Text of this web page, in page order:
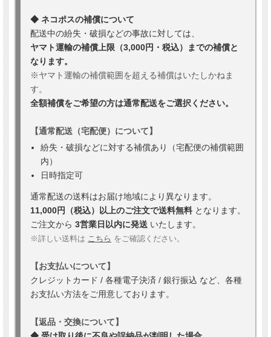
◆ ネコポスの補償について
配送中の紛失・破損などの事故に対しては、
ヤマト運輸の補償上限（3,000円・税込）までの補償と
なります。
※ヤマト運輸の補償範囲を超える補償はいたしかねま
す。
全額補償をご希望の方は通常配送をご選択ください。
【通常配送（宅配便）について】
紛失・破損などに対する補償あり（宅配便の補償範囲
内）
日時指定可
通常配送の送料はお届け地域により異なります。
11,000円（税込）以上のご注文で送料無料 となります。
ご注文から 3営業日以内に発送 いたします。
※詳しい送料は こちら をご確認ください。
【お支払いについて】
クレジットカード / 各種電子決済 / 銀行振込 など、各種
お支払い方法をご用意しております。
【返品・交換について】